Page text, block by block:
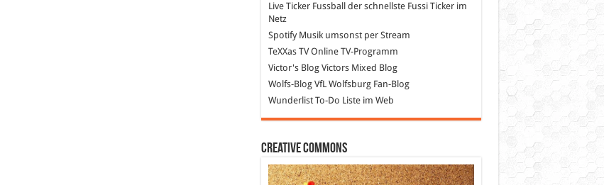
Live Ticker Fussball
der schnellste Fussi Ticker im
Netz
SpotifyMusik umsonst per Stream
TeXXas TVOnline TV-Programm
Victor's BlogVictors Mixed Blog
Wolfs-BlogVfL Wolfsburg Fan-Blog
WunderlistTo-Do Liste im Web
Creative Commons